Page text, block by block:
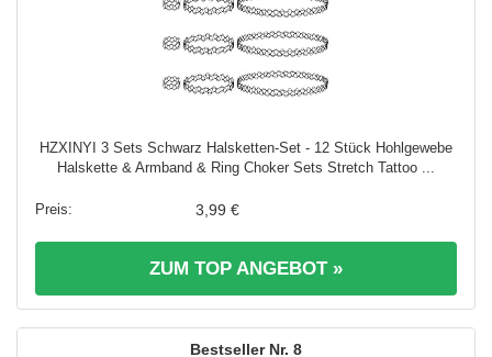
HZXINYI 3 Sets Schwarz Halsketten-Set - 12 Stück Hohlgewebe
Halskette & Armband & Ring Choker Sets Stretch Tattoo ...
3,99 €
ZUM TOP ANGEBOT »
8